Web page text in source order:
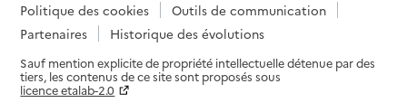
Politique des cookies
Outils de communication
Partenaires
Historique des évolutions
Sauf mention explicite de propriété intellectuelle détenue par des
tiers, les contenus de ce site sont proposés sous
licence etalab-2.0